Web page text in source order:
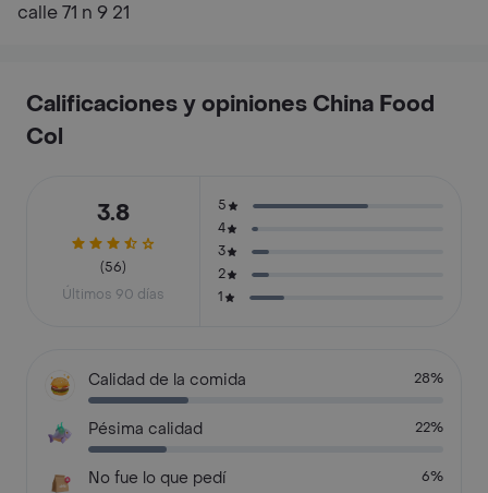
calle 71 n 9 21
Calificaciones y opiniones China Food
Col
3.8
(56)
Últimos 90 días
5
4
3
2
1
Calidad de la comida 28%
Pésima calidad 22%
No fue lo que pedí 6%